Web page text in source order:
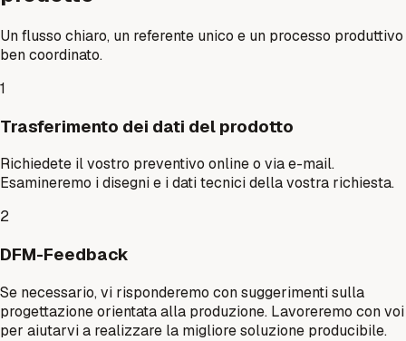
Un flusso chiaro, un referente unico e un processo produttivo
ben coordinato.
1
Trasferimento dei dati del prodotto
Richiedete il vostro preventivo online o via e-mail.
Esamineremo i disegni e i dati tecnici della vostra richiesta.
2
DFM-Feedback
Se necessario, vi risponderemo con suggerimenti sulla
progettazione orientata alla produzione. Lavoreremo con voi
per aiutarvi a realizzare la migliore soluzione producibile.